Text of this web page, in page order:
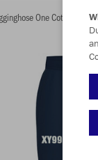
One Cotton